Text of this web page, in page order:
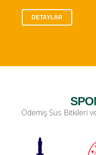
DETAYLAR
Ödemiş Süs Bitkileri